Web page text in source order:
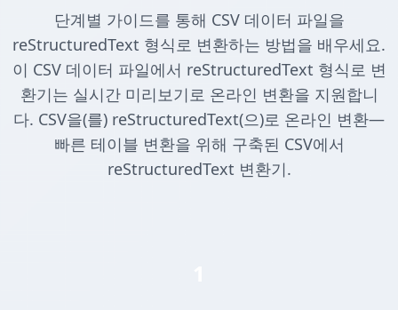
단계별 가이드를 통해 CSV 데이터 파일을
reStructuredText 형식로 변환하는 방법을 배우세요.
이 CSV 데이터 파일에서 reStructuredText 형식로 변
환기는 실시간 미리보기로 온라인 변환을 지원합니
다. CSV을(를) reStructuredText(으)로 온라인 변환—
빠른 테이블 변환을 위해 구축된 CSV에서
reStructuredText 변환기.